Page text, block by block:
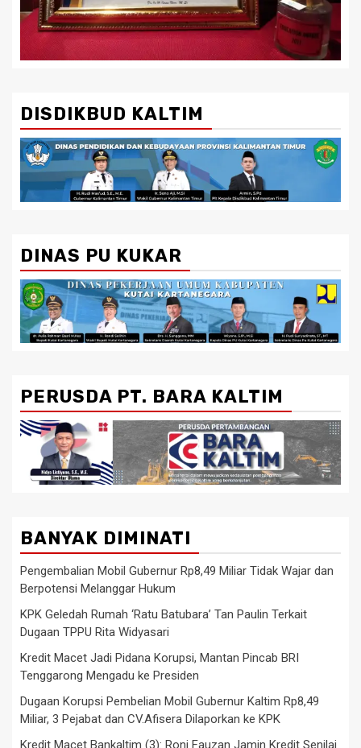
DISDIKBUD KALTIM
DINAS PU KUKAR
PERUSDA PT. BARA KALTIM
BANYAK DIMINATI
Pengembalian Mobil Gubernur Rp8,49 Miliar Tidak Wajar dan
Berpotensi Melanggar Hukum
KPK Geledah Rumah ‘Ratu Batubara’ Tan Paulin Terkait
Dugaan TPPU Rita Widyasari
Kredit Macet Jadi Pidana Korupsi, Mantan Pincab BRI
Tenggarong Mengadu ke Presiden
Dugaan Korupsi Pembelian Mobil Gubernur Kaltim Rp8,49
Miliar, 3 Pejabat dan CV.Afisera Dilaporkan ke KPK
Kredit Macet Bankaltim (3): Roni Fauzan Jamin Kredit Senilai